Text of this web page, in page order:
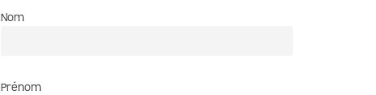
Nom
Prénom